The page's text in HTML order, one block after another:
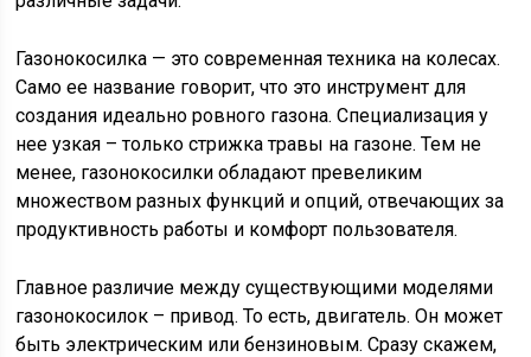
Газонокосилка — это современная техника на колесах.
Само ее название говорит, что это инструмент для
создания идеально ровного газона. Специализация у
нее узкая – только стрижка травы на газоне. Тем не
менее, газонокосилки обладают превеликим
множеством разных функций и опций, отвечающих за
продуктивность работы и комфорт пользователя.
Главное различие между существующими моделями
газонокосилок – привод. То есть, двигатель. Он может
быть электрическим или бензиновым. Сразу скажем,